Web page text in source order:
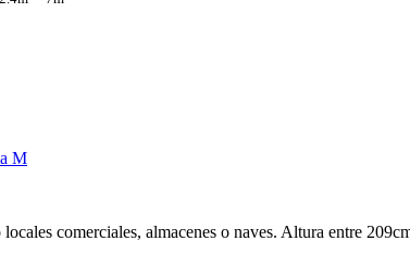
M
comerciales, almacenes o naves. Altura entre